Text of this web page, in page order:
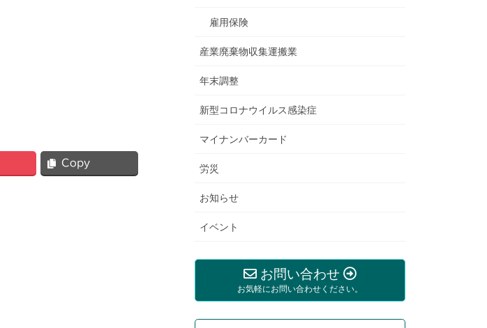
Copy
雇用保険
産業廃棄物収集運搬業
年末調整
新型コロナウイルス感染症
マイナンバーカード
労災
お知らせ
イベント
お問い合わせ
お気軽にお問い合わせください。